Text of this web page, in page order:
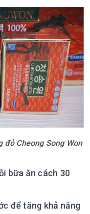
đỏ Cheong Song Won
bữa ăn cách 30
để tăng khả năng